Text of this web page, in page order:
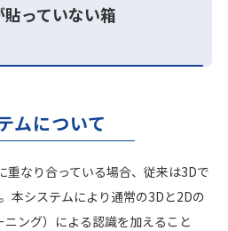
貼っていない箱
ムについて
重なり合っている場合、従来は3Dで
本システムにより通常の3Dと2Dの
ング）による認識を加えること